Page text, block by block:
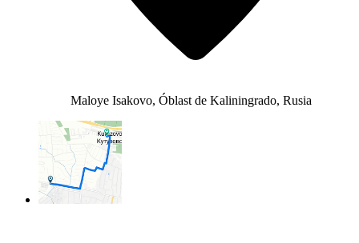
Maloye Isakovo, Óblast de Kaliningrado, Rusia